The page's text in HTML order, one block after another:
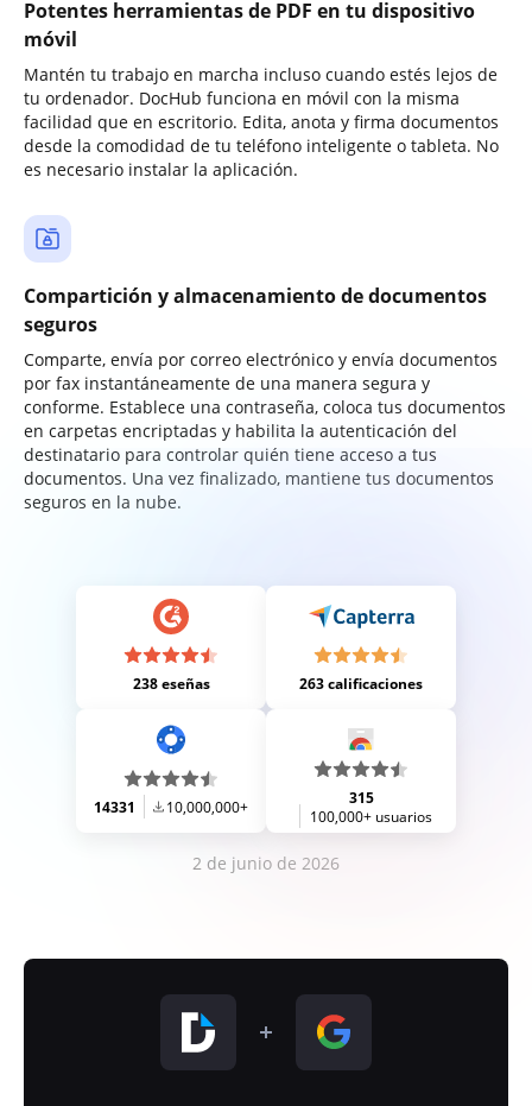
Potentes herramientas de PDF en tu dispositivo
móvil
Mantén tu trabajo en marcha incluso cuando estés lejos de
tu ordenador. DocHub funciona en móvil con la misma
facilidad que en escritorio. Edita, anota y firma documentos
desde la comodidad de tu teléfono inteligente o tableta. No
es necesario instalar la aplicación.
Compartición y almacenamiento de documentos
seguros
Comparte, envía por correo electrónico y envía documentos
por fax instantáneamente de una manera segura y
conforme. Establece una contraseña, coloca tus documentos
en carpetas encriptadas y habilita la autenticación del
destinatario para controlar quién tiene acceso a tus
documentos. Una vez finalizado, mantiene tus documentos
seguros en la nube.
238 eseñas 263 calificaciones
14331 10,000,000+
315
100,000+ usuarios
2 de junio de 2026